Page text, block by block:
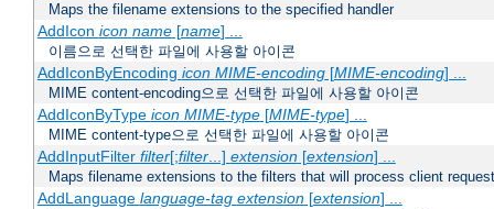
Maps the filename extensions to the specified handler
AddIcon icon name[name] ...
이름으로 선택한 파일에 사용할 아이콘
AddIconByEncoding icon MIME-encoding[MIME-encoding] ...
MIME content-encoding으로 선택한 파일에 사용할 아이콘
AddIconByType icon MIME-type[MIME-type] ...
MIME content-type으로 선택한 파일에 사용할 아이콘
AddInputFilter filter[;filter...] extension[extension] ...
Maps filename extensions to the filters that will process client
AddLanguage language-tag extension[extension] ...